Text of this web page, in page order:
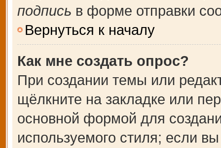
подпись в форме отправки
Вернуться к началу
Как мне создать опрос?
При создании темы или
щёлкните на закладке или
основной формой для
используемого стиля; если